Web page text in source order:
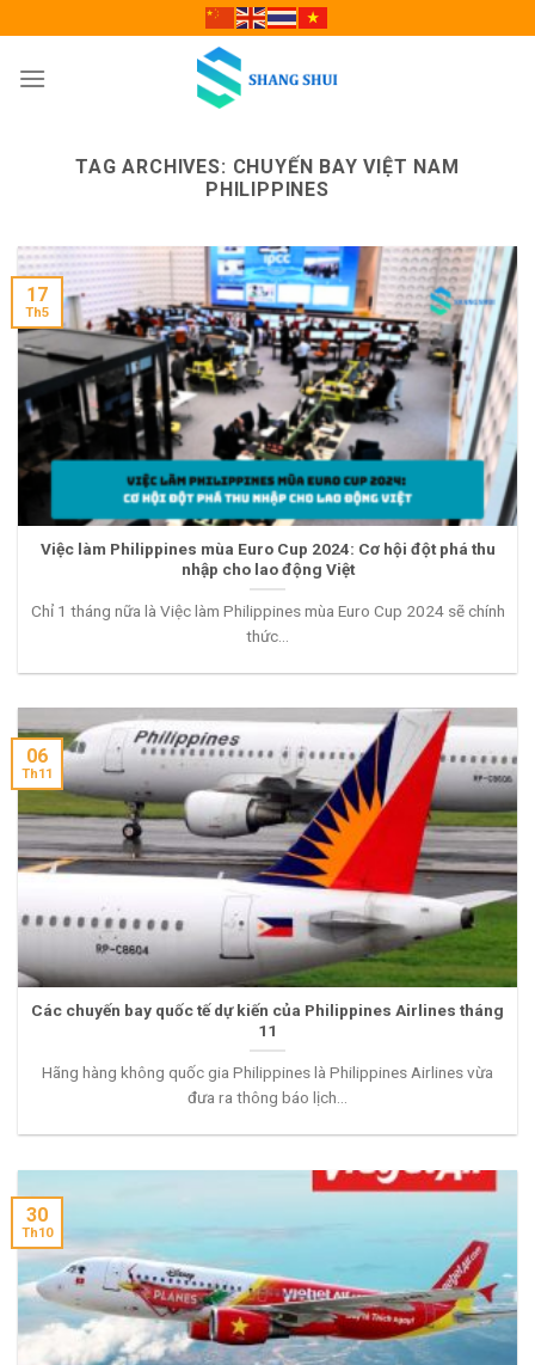
to
content
TAG ARCHIVES: CHUYẾN BAY VIỆT NAM
PHILIPPINES
Việc làm Philippines mùa Euro Cup 2024: Cơ hội đột phá thu
nhập cho lao động Việt
Chỉ 1 tháng nữa là Việc làm Philippines mùa Euro Cup 2024 sẽ chính
thức...
17
Th5
Các chuyến bay quốc tế dự kiến của Philippines Airlines tháng
11
Hãng hàng không quốc gia Philippines là Philippines Airlines vừa
đưa ra thông báo lịch...
06
Th11
30
Th10